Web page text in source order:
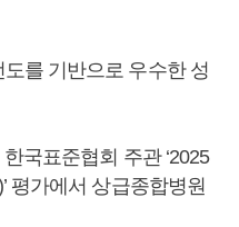
를 기반으로 우수한 성
국표준협회 주관 ‘2025
평가에서 상급종합병원